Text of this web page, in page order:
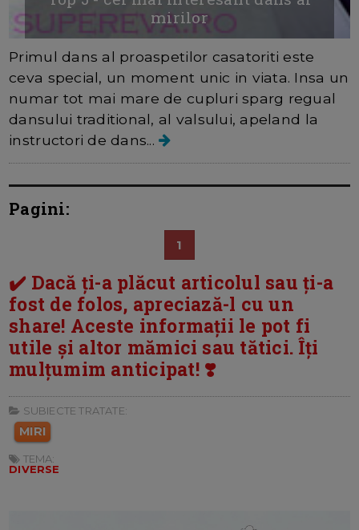
mirilor
Primul dans al proaspetilor casatoriti este
ceva special, un moment unic in viata. Insa un
numar tot mai mare de cupluri sparg regual
dansului traditional, al valsului, apeland la
instructori de dans...
Pagini:
1
✔️ Dacă ți-a plăcut articolul sau ți-a
fost de folos, apreciază-l cu un
share! Aceste informații le pot fi
utile și altor mămici sau tătici. Îți
mulțumim anticipat! ❣️
SUBIECTE TRATATE:
MIRI
TEMA:
DIVERSE